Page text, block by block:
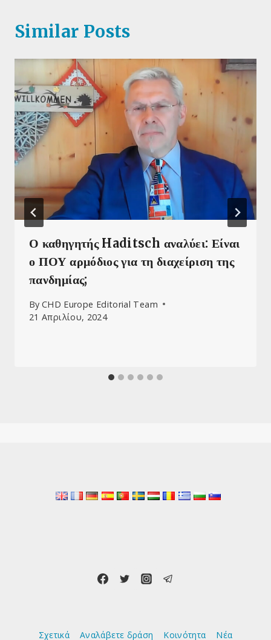
Similar Posts
Ο καθηγητής Haditsch αναλύει: Είναι
ο ΠΟΥ αρμόδιος για τη διαχείριση της
πανδημίας;
By CHD Europe Editorial Team
21 Απριλίου, 2024
Σχετικά Αναλάβετε δράση Κοινότητα Νέα